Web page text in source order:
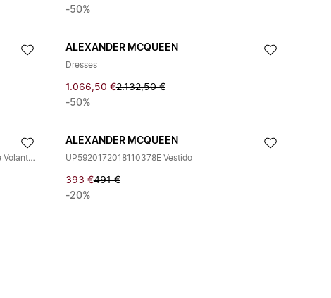
-50%
ALEXANDER MCQUEEN
Dresses
1.066,50 €2.132,50 €
-50%
Vestido Acampanado de Punto con Detalle de Volantes
ALEXANDER MCQUEEN
UP5920172018110378E Vestido
393 €491 €
-20%